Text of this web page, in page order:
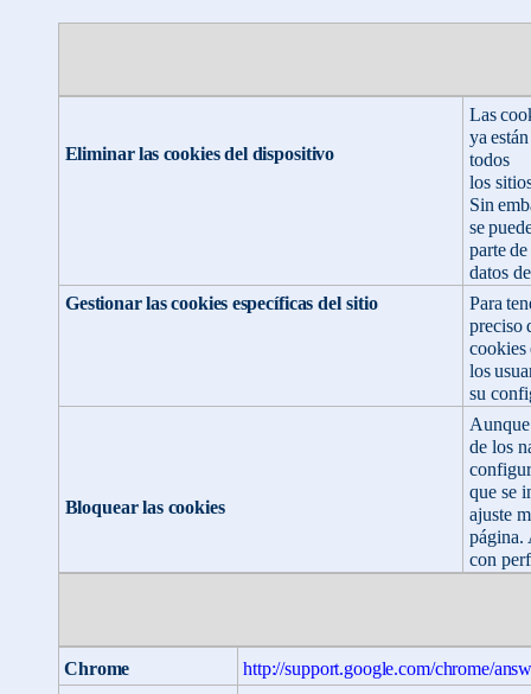
Eliminar las cookies del dispositivo
Las
ya están
todos
los
Sin
se
partede
datos
Gestionar las cookies específicasdel sitio Para
preciso
cookies
los
su
Bloquear las cookies
Aunque
de los
que se
ajuste
página.
con
Chrome
http://support.google.com/chrome/